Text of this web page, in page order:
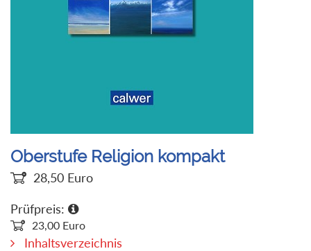
Oberstufe Religion kompakt
28,50 Euro
Prüfpreis:
23,00 Euro
Inhaltsverzeichnis